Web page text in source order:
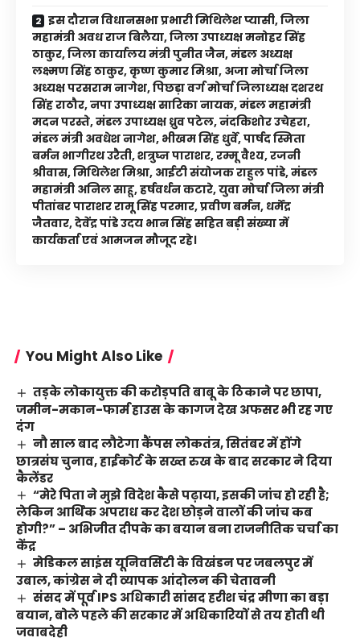
इस दौरान विधानसभा प्रभारी मिथिलेश प्यासी, जिला
महामंत्री अवध राज बिलैया, जिला उपाध्यक्ष मनोहर सिंह
ठाकुर, जिला कार्यालय मंत्री पुनीत जैन, मंडल अध्यक्ष
लक्ष्मण सिंह ठाकुर, कृष्ण कुमार मिश्रा, अजा मोर्चा जिला
अध्यक्ष परसराम नागेश, पिछड़ा वर्ग मोर्चा जिलाध्यक्ष दशरथ
सिंह राठौर, नपा उपाध्यक्ष सारिका नायक, मंडल महामंत्री
मदन परस्ते, मंडल उपाध्यक्ष ध्रुव पटेल, नंदकिशोर उचेहरा,
मंडल मंत्री अवधेश नागेश, भीखम सिंह धुर्वे, पार्षद स्मिता
बर्मन भागीरथ उरैती, शत्रुघ्न पाराशर, रम्मू वैश्य, रजनी
श्रीवास, मिथिलेश मिश्रा, आईटी संयोजक राहुल पांडे, मंडल
महामंत्री अनिल साहू, हर्षवर्धन कटारे, युवा मोर्चा जिला मंत्री
पीतांबर पाराशर रामू सिंह परमार, प्रवीण बर्मन, धर्मेंद्र
जैतवार, देवेंद्र पांडे उदय भान सिंह सहित बड़ी संख्या में
कार्यकर्ता एवं आमजन मौजूद रहे।
You Might Also Like
तड़के लोकायुक्त की करोड़पति बाबू के ठिकाने पर छापा,
जमीन-मकान-फार्म हाउस के कागज देख अफसर भी रह गए
दंग
नौ साल बाद लौटेगा कैंपस लोकतंत्र, सितंबर में होंगे
छात्रसंघ चुनाव, हाईकोर्ट के सख्त रुख के बाद सरकार ने दिया
कैलेंडर
“मेरे पिता ने मुझे विदेश कैसे पढ़ाया, इसकी जांच हो रही है;
लेकिन आर्थिक अपराध कर देश छोड़ने वालों की जांच कब
होगी?” – अभिजीत दीपके का बयान बना राजनीतिक चर्चा का
केंद्र
मेडिकल साइंस यूनिवर्सिटी के विखंडन पर जबलपुर में
उबाल, कांग्रेस ने दी व्यापक आंदोलन की चेतावनी
संसद में पूर्व IPS अधिकारी सांसद हरीश चंद्र मीणा का बड़ा
बयान, बोले पहले की सरकार में अधिकारियों से तय होती थी
जवाबदेही